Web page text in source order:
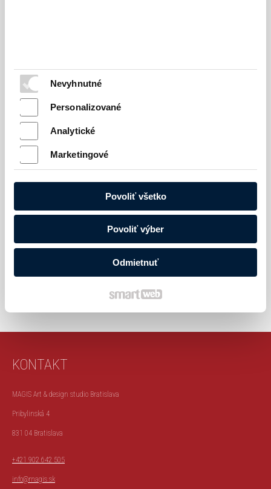
Dušan Stieranka, Plachetnica,
Olejomaľba na plátne 29x23 cm,
zarámované 40x34 cm
NAKUPOVAŤ
KONTAKT
MAGIS Art & design studio Bratislava
Pribylinská 4
831 04 Bratislava
+421 902 642 505
info@magis.sk
Nevyhnutné
Personalizované
Analytické
Marketingové
Odmietnuť
Povoliť výber
Povoliť všetko